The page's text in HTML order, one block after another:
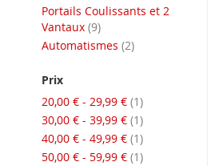
Portails Coulissants et 2
Vantaux 9articles
Automatismes 2articles
Prix
20,00 € - 29,99 € 1article
30,00 € - 39,99 € 1article
40,00 € - 49,99 € 1article
50,00 € - 59,99 € 1article